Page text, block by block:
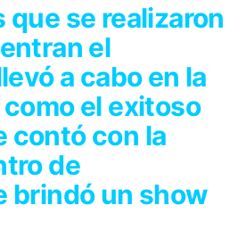
se realizaron
el
a cabo en la
el exitoso
contó con la
de
brindó un show